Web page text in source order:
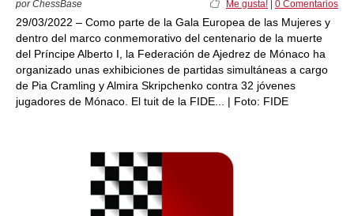
por ChessBase Me gusta! 0 Comentarios
29/03/2022 – Como parte de la Gala Europea de las Mujeres y
dentro del marco conmemorativo del centenario de la muerte
del Príncipe Alberto I, la Federación de Ajedrez de Mónaco ha
organizado unas exhibiciones de partidas simultáneas a cargo
de Pia Cramling y Almira Skripchenko contra 32 jóvenes
jugadores de Mónaco. El tuit de la FIDE... | Foto: FIDE